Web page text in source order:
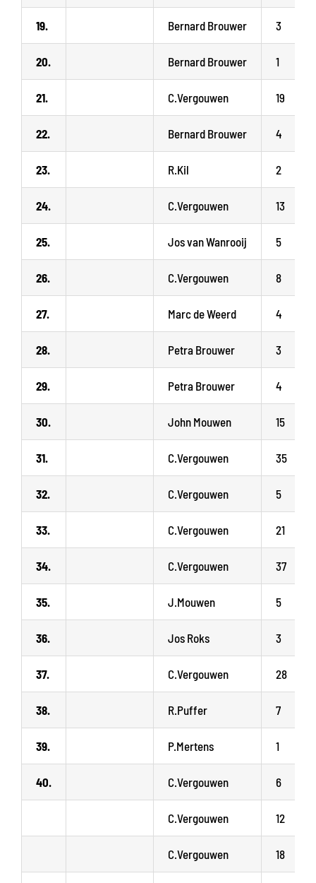
19. Bernard Brouwer 3
20. Bernard Brouwer 1
21. C.Vergouwen 19
22. Bernard Brouwer 4
23. R.Kil 2
24. C.Vergouwen 13
25. Jos van Wanrooij 5
26. C.Vergouwen 8
27. Marc de Weerd 4
28. Petra Brouwer 3
29. Petra Brouwer 4
30. John Mouwen 15
31. C.Vergouwen 35
32. C.Vergouwen 5
33. C.Vergouwen 21
34. C.Vergouwen 37
35. J.Mouwen 5
36. Jos Roks 3
37. C.Vergouwen 28
38. R.Puffer 7
39. P.Mertens 1
40. C.Vergouwen 6
C.Vergouwen 12
C.Vergouwen 18